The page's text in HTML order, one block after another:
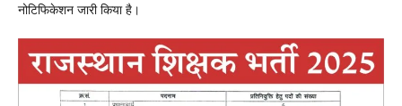
नोटिफिकेशन जारी किया है।